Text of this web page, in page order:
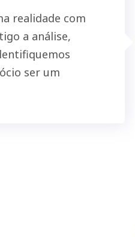
realidade com
a análise,
ser um